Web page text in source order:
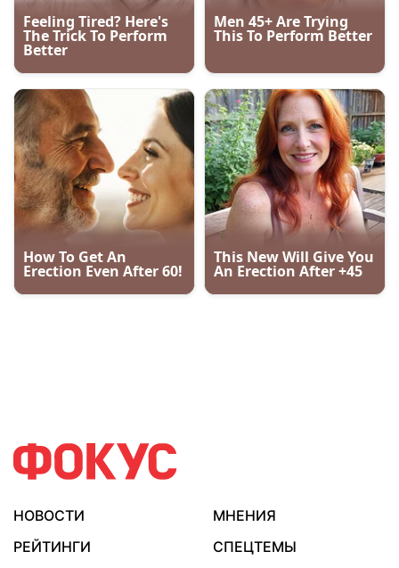
НОВОСТИ
МНЕНИЯ
РЕЙТИНГИ
СПЕЦТЕМЫ